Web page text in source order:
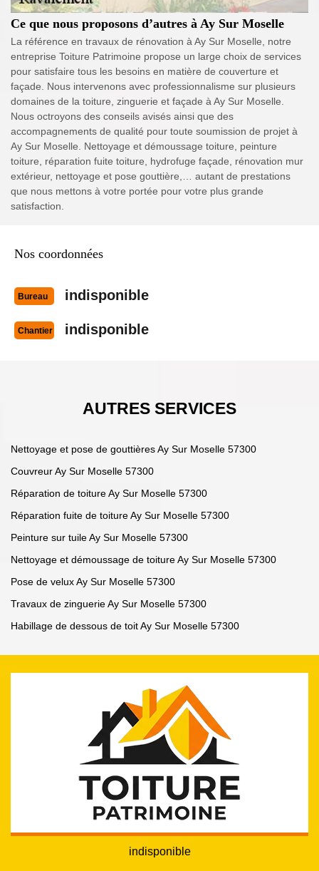
Ce que nous proposons d’autres à Ay Sur Moselle
La référence en travaux de rénovation à Ay Sur Moselle, notre
entreprise Toiture Patrimoine propose un large choix de services
pour satisfaire tous les besoins en matière de couverture et
façade. Nous intervenons avec professionnalisme sur plusieurs
domaines de la toiture, zinguerie et façade à Ay Sur Moselle.
Nous octroyons des conseils avisés ainsi que des
accompagnements de qualité pour toute soumission de projet à
Ay Sur Moselle. Nettoyage et démoussage toiture, peinture
toiture, réparation fuite toiture, hydrofuge façade, rénovation mur
extérieur, nettoyage et pose gouttière,… autant de prestations
que nous mettons à votre portée pour votre plus grande
satisfaction.
Nos coordonnées
Bureau indisponible
Chantier indisponible
AUTRES SERVICES
Nettoyage et pose de gouttières Ay Sur Moselle 57300
Couvreur Ay Sur Moselle 57300
Réparation de toiture Ay Sur Moselle 57300
Réparation fuite de toiture Ay Sur Moselle 57300
Peinture sur tuile Ay Sur Moselle 57300
Nettoyage et démoussage de toiture Ay Sur Moselle 57300
Pose de velux Ay Sur Moselle 57300
Travaux de zinguerie Ay Sur Moselle 57300
Habillage de dessous de toit Ay Sur Moselle 57300
indisponible